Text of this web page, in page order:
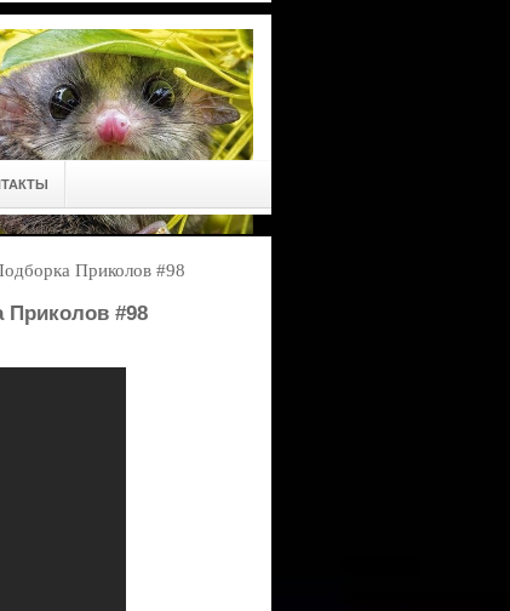
Приколов #98
#98